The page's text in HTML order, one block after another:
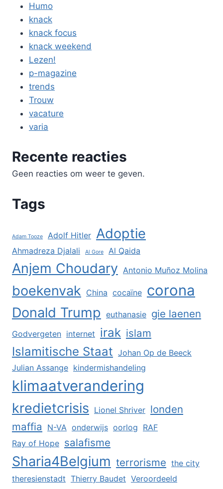
Humo
knack
knack focus
knack weekend
Lezen!
p-magazine
trends
Trouw
vacature
varia
Recente reacties
Geen reacties om weer te geven.
Tags
Adam Tooze Adolf Hitler Adoptie
Ahmadreza Djalali Al Gore Al Qaida
Anjem Choudary Antonio Muñoz Molina
boekenvak China cocaïne corona
Donald Trump euthanasie gie laenen
Godvergeten internet irak islam
Islamitische Staat Johan Op de Beeck
Julian Assange kindermishandeling
klimaatverandering
kredietcrisis Lionel Shriver londen
maffia
N-VA onderwijs oorlog RAF
Ray of Hope salafisme
Sharia4Belgium terrorisme the city
theresienstadt Thierry Baudet Veroordeeld